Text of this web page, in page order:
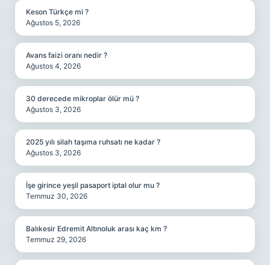
Keson Türkçe mi ?
Ağustos 5, 2026
Avans faizi oranı nedir ?
Ağustos 4, 2026
30 derecede mikroplar ölür mü ?
Ağustos 3, 2026
2025 yılı silah taşıma ruhsatı ne kadar ?
Ağustos 3, 2026
İşe girince yeşil pasaport iptal olur mu ?
Temmuz 30, 2026
Balıkesir Edremit Altınoluk arası kaç km ?
Temmuz 29, 2026